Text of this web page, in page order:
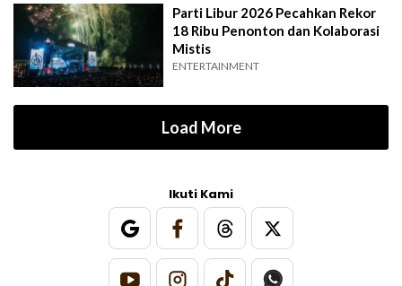
Parti Libur 2026 Pecahkan Rekor
18 Ribu Penonton dan Kolaborasi
Mistis
ENTERTAINMENT
Load More
Ikuti Kami